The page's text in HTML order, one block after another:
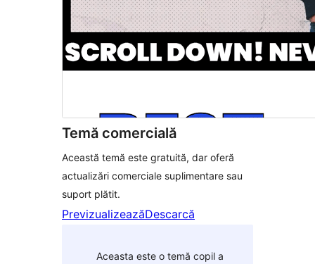
Temă comercială
Această temă este gratuită, dar oferă
actualizări comerciale suplimentare sau
suport plătit.
PrevizualizeazăDescarcă
Aceasta este o temă copil a